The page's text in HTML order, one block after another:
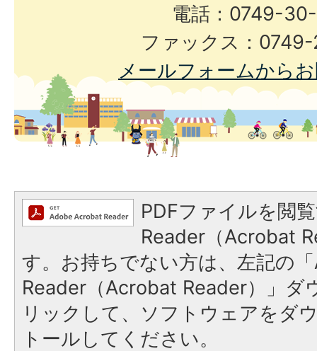
電話：0749-
ファックス：
メールフォームから
PDFファイルを閲
Reader（Acrobat
す。お持ちでない方は、左記の
Reader（Acrobat Reader）」ダ
リックして、ソフトウェアをダ
トールしてください。